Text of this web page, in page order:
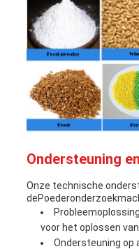
Ondersteuning
Onze technische
de
voor het oplossen
Ondersteuning op